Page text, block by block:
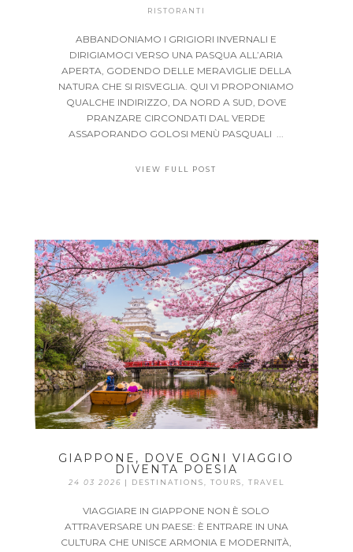
RISTORANTI
ABBANDONIAMO I GRIGIORI INVERNALI E
DIRIGIAMOCI VERSO UNA PASQUA ALL’ARIA
APERTA, GODENDO DELLE MERAVIGLIE DELLA
NATURA CHE SI RISVEGLIA. QUI VI PROPONIAMO
QUALCHE INDIRIZZO, DA NORD A SUD, DOVE
PRANZARE CIRCONDATI DAL VERDE
ASSAPORANDO GOLOSI MENÙ PASQUALI ...
VIEW FULL POST
GIAPPONE, DOVE OGNI VIAGGIO
DIVENTA POESIA
24 03 2026 | DESTINATIONS TOURS TRAVEL
VIAGGIARE IN GIAPPONE NON È SOLO
ATTRAVERSARE UN PAESE: È ENTRARE IN UNA
CULTURA CHE UNISCE ARMONIA E MODERNITÀ,